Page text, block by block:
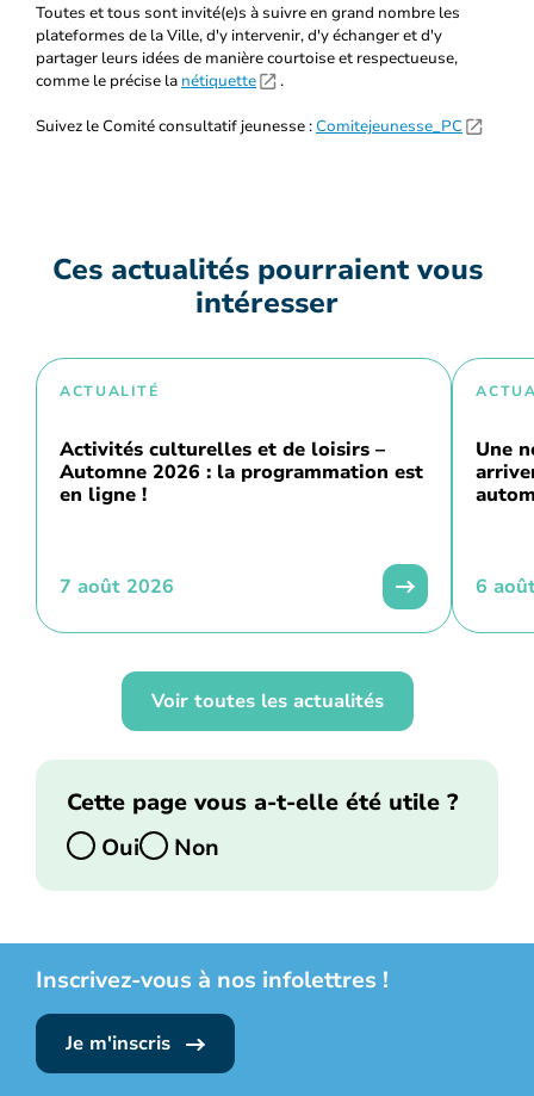
Toutes et tous sont invité(e)s à suivre en grand nombre les
plateformes de la Ville, d'y intervenir, d'y échanger et d'y
partager leurs idées de manière courtoise et respectueuse,
comme le précise la nétiquette .
Suivez le Comité consultatif jeunesse : Comitejeunesse_PC
Ces actualités pourraient vous
intéresser
ACTUALITÉ
Activités culturelles et de loisirs –
Automne 2026 : la programmation est
en ligne !
7 août 2026
Une
6
Voir toutes les actualités
Cette page vous a-t-elle été utile ?
Oui
Non
Inscrivez-vous à nos infolettres !
Je m'inscris